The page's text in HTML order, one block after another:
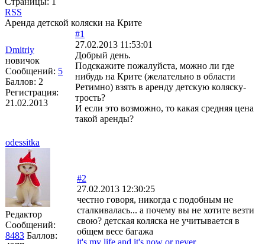
RSS
Аренда детской коляски на Крите
Dmitriy
новичок
Сообщений: 5
Баллов: 2
Регистрация:
21.02.2013
#1
27.02.2013 11:53:01
Добрый день.
Подскажите пожалуйста, можно ли где
нибудь на Крите (желательно в области
Ретимно) взять в аренду детскую коляску-
трость?
И если это возможно, то какая средняя цена
такой аренды?
odessitka
Редактор
Сообщений:
8483 Баллов:
#2
27.02.2013 12:30:25
честно говоря, никогда с подобным не
сталкивалась... а почему вы не хотите везти
свою? детская коляска не учитывается в
общем весе багажа
it's my life and it's now or never